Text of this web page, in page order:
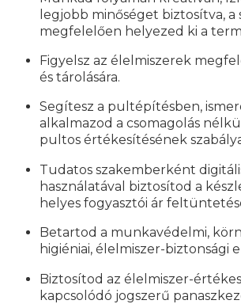
legjobb minőséget biztosítva, a
megfelelően helyezed ki a
Figyelsz az élelmiszerek
és tárolására.
Segítesz a pultépítésben,
alkalmazod a csomagolás
pultos értékesítésének
Tudatos szakemberként
használatával biztosítod a
helyes fogyasztói ár
Betartod a munkavédelmi,
higiéniai, élelmiszer-biztonsági
Biztosítod az élelmiszer-
kapcsolódó jogszerű